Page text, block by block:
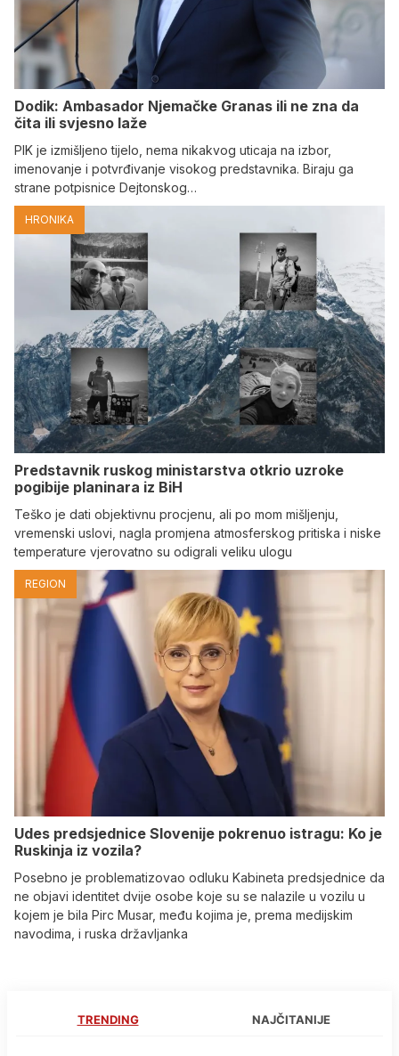
Dodik: Ambasador Njemačke Granas ili ne zna da
čita ili svjesno laže
PIK je izmišljeno tijelo, nema nikakvog uticaja na izbor,
imenovanje i potvrđivanje visokog predstavnika. Biraju ga
strane potpisnice Dejtonskog…
HRONIKA
Predstavnik ruskog ministarstva otkrio uzroke
pogibije planinara iz BiH
Teško je dati objektivnu procjenu, ali po mom mišljenju,
vremenski uslovi, nagla promjena atmosferskog pritiska i niske
temperature vjerovatno su odigrali veliku ulogu
REGION
Udes predsjednice Slovenije pokrenuo istragu: Ko je
Ruskinja iz vozila?
Posebno je problematizovao odluku Kabineta predsjednice da
ne objavi identitet dvije osobe koje su se nalazile u vozilu u
kojem je bila Pirc Musar, među kojima je, prema medijskim
navodima, i ruska državljanka
TRENDING NAJČITANIJE